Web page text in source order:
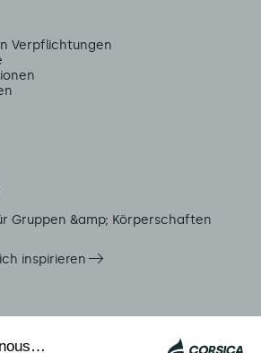
Verpflichtungen
Gruppen &amp; Körperschaften
inspirieren